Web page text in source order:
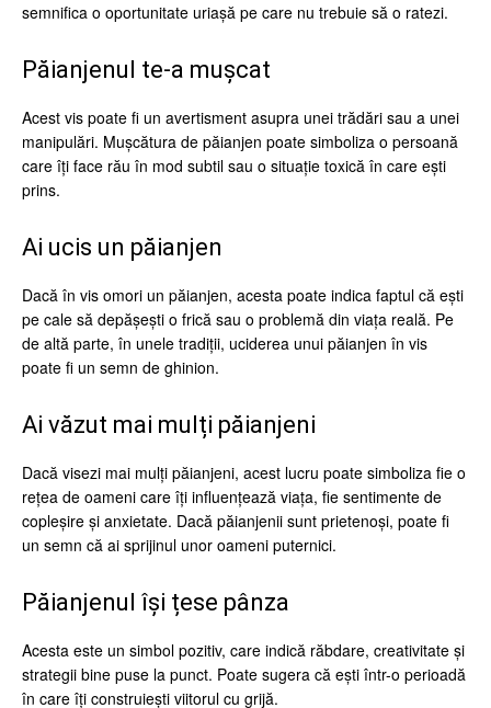
semnifica o oportunitate uriașă pe care nu trebuie să o ratezi.
Păianjenul te-a mușcat
Acest vis poate fi un avertisment asupra unei trădări sau a unei
manipulări. Mușcătura de păianjen poate simboliza o persoană
care îți face rău în mod subtil sau o situație toxică în care ești
prins.
Ai ucis un păianjen
Dacă în vis omori un păianjen, acesta poate indica faptul că ești
pe cale să depășești o frică sau o problemă din viața reală. Pe
de altă parte, în unele tradiții, uciderea unui păianjen în vis
poate fi un semn de ghinion.
Ai văzut mai mulți păianjeni
Dacă visezi mai mulți păianjeni, acest lucru poate simboliza fie o
rețea de oameni care îți influențează viața, fie sentimente de
copleșire și anxietate. Dacă păianjenii sunt prietenoși, poate fi
un semn că ai sprijinul unor oameni puternici.
Păianjenul își țese pânza
Acesta este un simbol pozitiv, care indică răbdare, creativitate și
strategii bine puse la punct. Poate sugera că ești într-o perioadă
în care îți construiești viitorul cu grijă.